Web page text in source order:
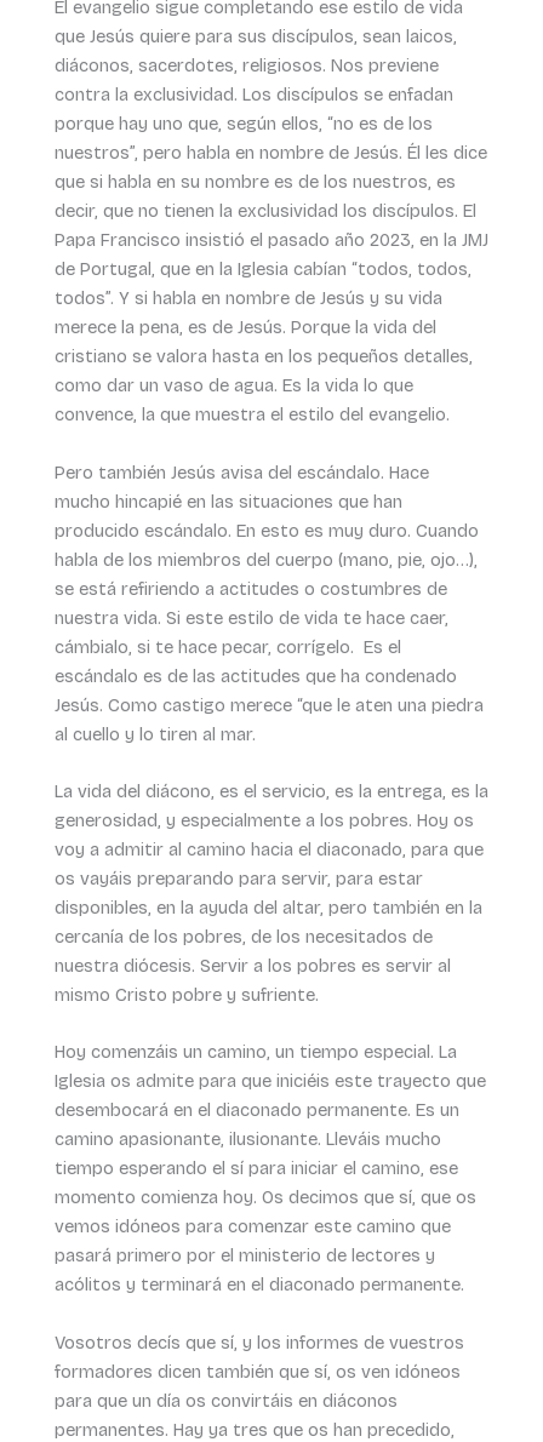
El evangelio sigue completando ese estilo de vida
que Jesús quiere para sus discípulos, sean laicos,
diáconos, sacerdotes, religiosos. Nos previene
contra la exclusividad. Los discípulos se enfadan
porque hay uno que, según ellos, “no es de los
nuestros”, pero habla en nombre de Jesús. Él les dice
que si habla en su nombre es de los nuestros, es
decir, que no tienen la exclusividad los discípulos. El
Papa Francisco insistió el pasado año 2023, en la JMJ
de Portugal, que en la Iglesia cabían “todos, todos,
todos”. Y si habla en nombre de Jesús y su vida
merece la pena, es de Jesús. Porque la vida del
cristiano se valora hasta en los pequeños detalles,
como dar un vaso de agua. Es la vida lo que
convence, la que muestra el estilo del evangelio.
Pero también Jesús avisa del escándalo. Hace
mucho hincapié en las situaciones que han
producido escándalo. En esto es muy duro. Cuando
habla de los miembros del cuerpo (mano, pie, ojo…),
se está refiriendo a actitudes o costumbres de
nuestra vida. Si este estilo de vida te hace caer,
cámbialo, si te hace pecar, corrígelo. Es el
escándalo es de las actitudes que ha condenado
Jesús. Como castigo merece “que le aten una piedra
al cuello y lo tiren al mar.
La vida del diácono, es el servicio, es la entrega, es la
generosidad, y especialmente a los pobres. Hoy os
voy a admitir al camino hacia el diaconado, para que
os vayáis preparando para servir, para estar
disponibles, en la ayuda del altar, pero también en la
cercanía de los pobres, de los necesitados de
nuestra diócesis. Servir a los pobres es servir al
mismo Cristo pobre y sufriente.
Hoy comenzáis un camino, un tiempo especial. La
Iglesia os admite para que iniciéis este trayecto que
desembocará en el diaconado permanente. Es un
camino apasionante, ilusionante. Lleváis mucho
tiempo esperando el sí para iniciar el camino, ese
momento comienza hoy. Os decimos que sí, que os
vemos idóneos para comenzar este camino que
pasará primero por el ministerio de lectores y
acólitos y terminará en el diaconado permanente.
Vosotros decís que sí, y los informes de vuestros
formadores dicen también que sí, os ven idóneos
para que un día os convirtáis en diáconos
permanentes. Hay ya tres que os han precedido,